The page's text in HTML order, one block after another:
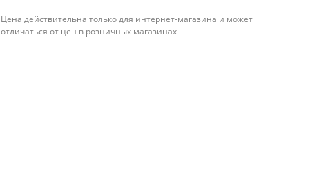
Цена действительна только для интернет-магазина и может
отличаться от цен в розничных магазинах